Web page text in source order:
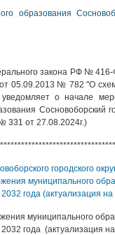
образования
закона РФ №
05.09.2013 № 782 "О
уведомляет о начале
Сосновоборский
331 от 27.08.2024г.)
городского
муниципального
года (актуализация на
муниципального
года (актуализация